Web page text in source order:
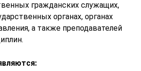
гражданских служащих,
органах, органах
а также преподавателей